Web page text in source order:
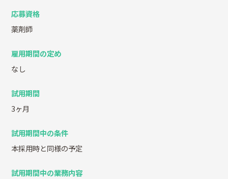
応募資格
薬剤師
雇用期間の定め
なし
試用期間
3ヶ月
試用期間中の条件
本採用時と同様の予定
試用期間中の業務内容